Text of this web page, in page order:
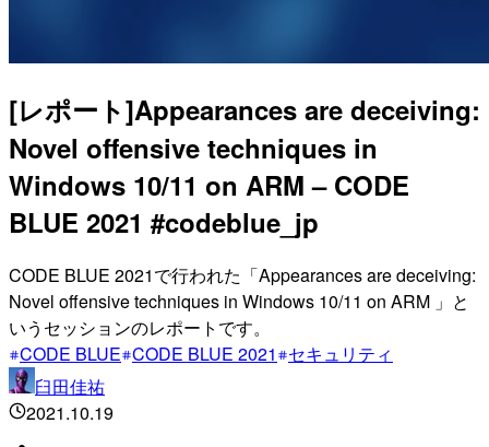
[レポート]Appearances are deceiving:
Novel offensive techniques in
Windows 10/11 on ARM – CODE
BLUE 2021 #codeblue_jp
CODE BLUE 2021で行われた「Appearances are deceiving:
Novel offensive techniques in Windows 10/11 on ARM 」と
いうセッションのレポートです。
CODE BLUE CODE BLUE 2021
セキュリティ
臼田佳祐
2021.10.19